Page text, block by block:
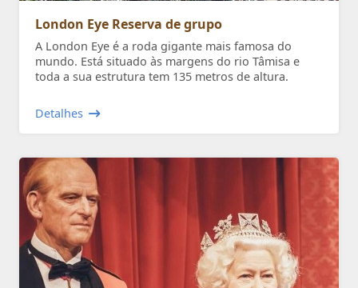
London Eye Reserva de grupo
A London Eye é a roda gigante mais famosa do
mundo. Está situado às margens do rio Tâmisa e
toda a sua estrutura tem 135 metros de altura.
Detalhes